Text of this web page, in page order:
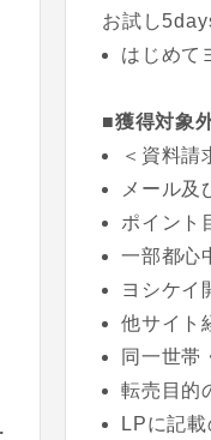
お試し
はじめて
■獲得対象
＜資料請
メール及
ポイント
一部都心
ヨシケイ
他サイト
同一世帯
転売目的
LPに記
くす